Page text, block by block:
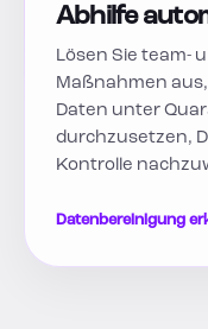
Abhilfe
Lösen Sie team-
Maßnahmen
Daten unter
durchzusetzen,
Kontrolle
Datenbereinigung